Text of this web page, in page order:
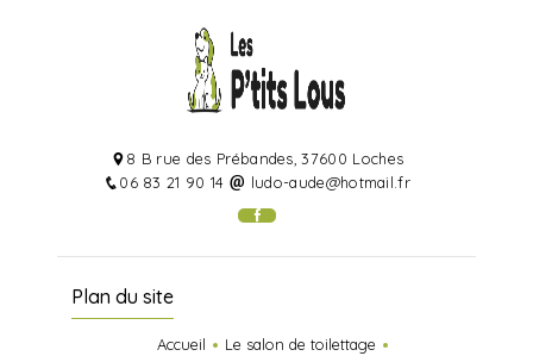
8 B rue des Prébandes, 37600 Loches
06 83 21 90 14
ludo-aude@hotmail.fr
Plan du site
Accueil Le salon de toilettage